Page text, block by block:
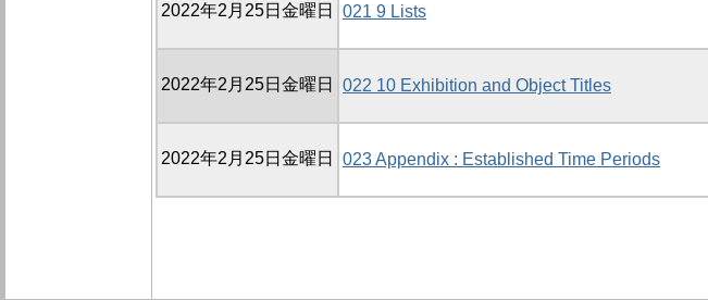
2022年2月25日金曜日 021 9 Lists
2022年2月25日金曜日 022 10 Exhibition and Object Titles
2022年2月25日金曜日 023 Appendix : Established Time Periods